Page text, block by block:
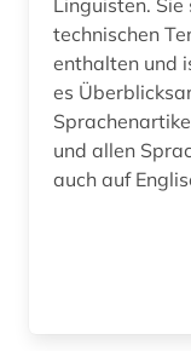
Linguisten.
technischen
enthalten und
es
und allen
auch auf